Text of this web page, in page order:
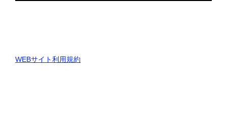
WEBサイト利用規約